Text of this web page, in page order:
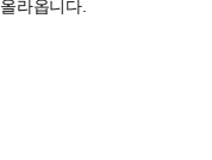
라옵니다.